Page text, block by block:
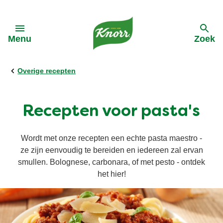
Menu
Groentewraps
Ingredienten
Groentepasta's
Wereldgerechten
Groente
Vegan
Onze-purpose
Geschiedenis van Knorr
Duurzame inkoop
Zoek
Overige recepten
Recepten voor pasta's
Wordt met onze recepten een echte pasta maestro -
ze zijn eenvoudig te bereiden en iedereen zal ervan
smullen. Bolognese, carbonara, of met pesto - ontdek
het hier!